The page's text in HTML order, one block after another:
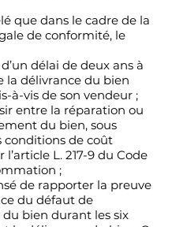
que dans le cadre de la
de conformité, le
délai de deux ans à
la délivrance du bien
à-vis de son vendeur ;
entre la réparation ou
du bien, sous
conditions de coût
l’article L. 217-9 du Code
;
de rapporter la preuve
du défaut de
bien durant les six